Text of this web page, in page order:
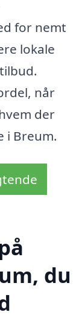
for nemt
lokale
når
der
i Breum.
du